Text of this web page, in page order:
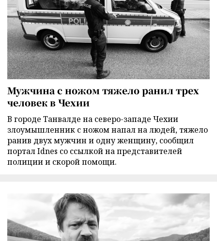
Мужчина с ножом тяжело ранил трех
человек в Чехии
В городе Танвалде на северо-западе Чехии
злоумышленник с ножом напал на людей, тяжело
ранив двух мужчин и одну женщину, сообщил
портал Idnes со ссылкой на представителей
полиции и скорой помощи.